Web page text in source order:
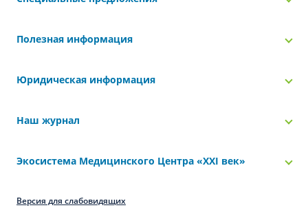
Полезная информация
Юридическая информация
Наш журнал
Экосистема Медицинского Центра «‎XXI век»
Версия для слабовидящих